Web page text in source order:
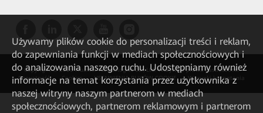
Copyright © 2026 Huawei Technologies Co., Ltd. Wszystkie prawa zastrzeżone.
Prywatność
Cookies USTAWIENIA PLIKÓW COOKIE Warunki korzystania
Używamy plików cookie do personalizacji treści i reklam,
do zapewniania funkcji w mediach społecznościowych i
do analizowania naszego ruchu. Udostępniamy również
informacje na temat korzystania przez użytkownika z
naszej witryny naszym partnerom w mediach
społecznościowych, partnerom reklamowym i partnerom